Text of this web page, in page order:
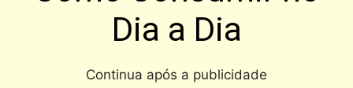
Dia a Dia
Continua após a publicidade